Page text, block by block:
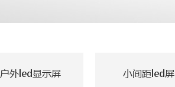
户外led显示屏 小间距led屏